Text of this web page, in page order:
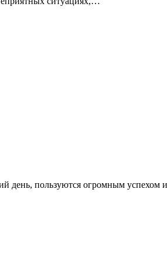
день, пользуются огромным успехом